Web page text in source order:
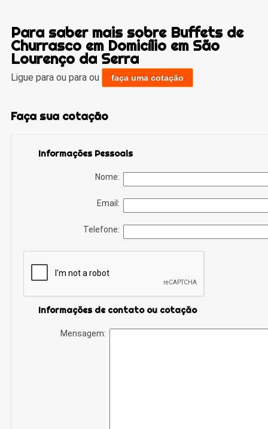
Para saber mais sobre Buffets de
Churrasco em Domicílio em São
Lourenço da Serra
Ligue para ou para ou faça uma cotação
Faça sua cotação
Informações Pessoais
Nome:
Email:
Telefone:
Informações de contato ou cotação
Mensagem: